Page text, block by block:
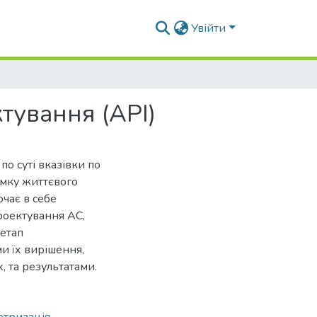
Увійти
(API)
суті вказівки по
життєвого
в себе
АС,
їх вирішення,
результатами.